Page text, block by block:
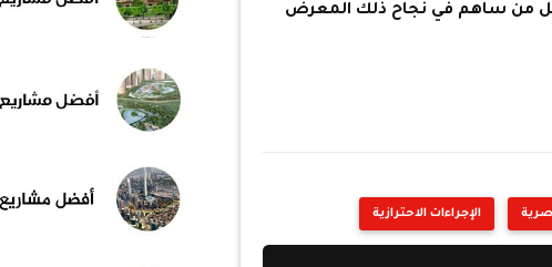
من ساهم في نجاح ذلك المعرض
الإجراءات الاحترازية